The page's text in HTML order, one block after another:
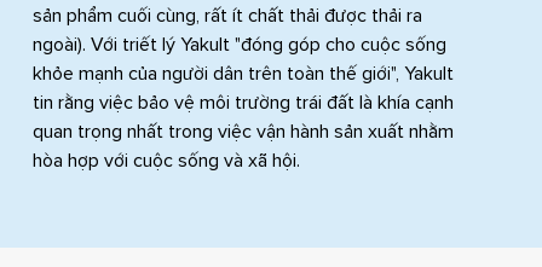
sản phẩm cuối cùng, rất ít chất thải được thải ra
ngoài). Với triết lý Yakult "đóng góp cho cuộc sống
khỏe mạnh của người dân trên toàn thế giới", Yakult
tin rằng việc bảo vệ môi trường trái đất là khía cạnh
quan trọng nhất trong việc vận hành sản xuất nhằm
hòa hợp với cuộc sống và xã hội.